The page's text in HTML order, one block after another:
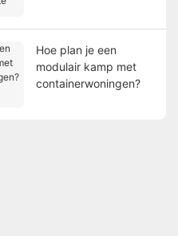
de juiste keuze maakt.
Hoe plan je een
modulair kamp met
containerwoningen?